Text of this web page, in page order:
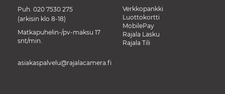
Verkkopankki
Luottokortti
MobilePay
Rajala Lasku
Rajala Tili
Puh. 020 7530 275
(arkisin klo 8-18)
Matkapuhelin-/pv-maksu 17
snt/min.
asiakaspalvelu@rajalacamera.fi